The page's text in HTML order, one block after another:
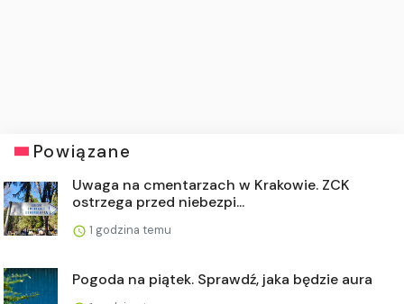
Powiązane
Uwaga na cmentarzach w Krakowie. ZCK
ostrzega przed niebezpi...
1 godzina temu
Pogoda na piątek. Sprawdź, jaka będzie aura